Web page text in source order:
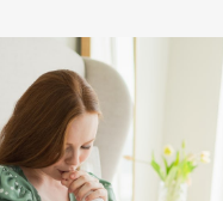
READ MORE